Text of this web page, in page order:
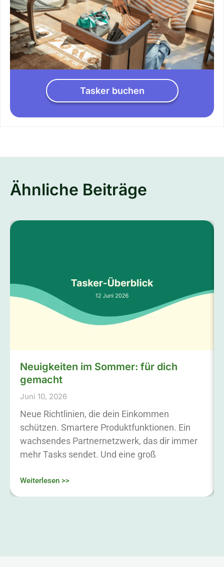
Tasker buchen
Ähnliche Beiträge
Neuigkeiten im Sommer: für dich
gemacht
Juni 10, 2026
Neue Richtlinien, die dein Einkommen
schützen. Smartere Produktfunktionen. Ein
wachsendes Partnernetzwerk, das dir immer
mehr Tasks sendet. Und eine groß
Weiterlesen >>